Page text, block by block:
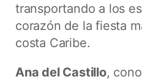
transportando a los
corazón de la fiesta
costa Caribe.
Ana del Castillo,